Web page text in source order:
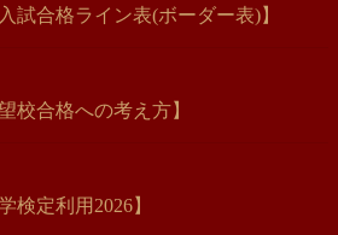
試合格ライン表(ボーダー表)】
校合格への考え方】
検定利用2026】